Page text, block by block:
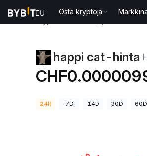
Osta kryptoja Markkina
happi cat-hinta
24H 7D 14D 30D 60D